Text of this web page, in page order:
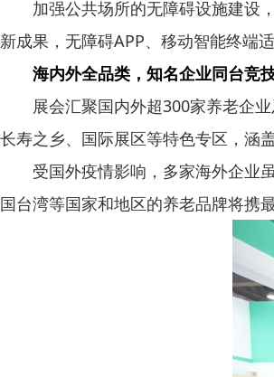
加强公共场所的无障碍设施建设
新成果，无障碍APP、移动智能终端
海内外全品类，知名企业同台竞
展会汇聚国内外超300家养老企
长寿之乡、国际展区等特色专区，涵
受国外疫情影响，多家海外企业
国台湾等国家和地区的养老品牌将携